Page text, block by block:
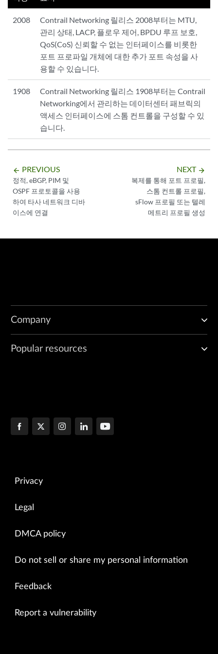
2008
Contrail Networking 릴리스 2008부터는 MTU,
관리 상태, LACP, 플로우 제어, BPDU 루프 보호,
QoS(CoS) 신뢰할 수 없는 인터페이스를 비롯한
포트 프로파일 개체에 대한 추가 포트 속성을 사
용할 수 있습니다.
1908
Contrail Networking 릴리스 1908부터는 Contrail
Networking에서 관리하는 데이터센터 패브릭의
액세스 인터페이스에 스톰 컨트롤을 구성할 수 있
습니다.
arrow_backward PREVIOUS
정적, eBGP, PIM 및
OSPF 프로토콜을 사용
하여 타사 네트워크 디바
이스에 연결
NEXT arrow_forward
복제를 통해 포트 프로필,
스톰 컨트롤 프로필,
sFlow 프로필 또는 텔레
메트리 프로필 생성
Company
Popular resources
Privacy
Legal
DMCA policy
Do not sell or share my personal information
Feedback
Report a vulnerability